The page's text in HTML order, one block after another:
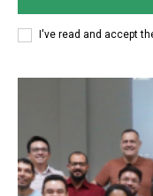
I've read and accept